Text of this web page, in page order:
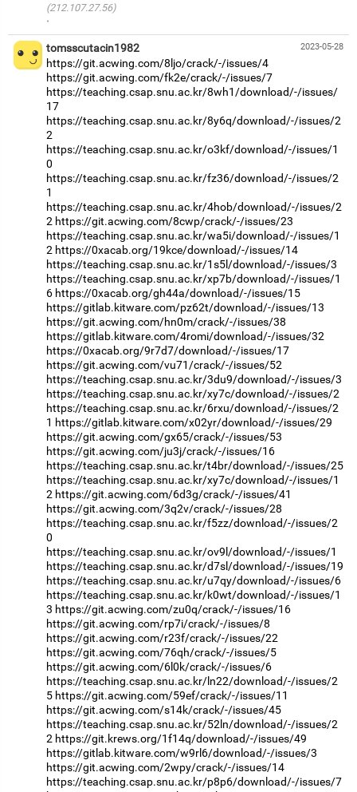
(212.107.27.56)
·
2023-05-28
tomsscutacin1982
https://git.acwing.com/8ljo/crack/-/issues/4
https://git.acwing.com/fk2e/crack/-/issues/7
https://teaching.csap.snu.ac.kr/8wh1/download/-/issues/
17
https://teaching.csap.snu.ac.kr/8y6q/download/-/issues/2
2
https://teaching.csap.snu.ac.kr/o3kf/download/-/issues/1
0
https://teaching.csap.snu.ac.kr/fz36/download/-/issues/2
1
https://teaching.csap.snu.ac.kr/4hob/download/-/issues/2
2 https://git.acwing.com/8cwp/crack/-/issues/23
https://teaching.csap.snu.ac.kr/wa5i/download/-/issues/1
2 https://0xacab.org/19kce/download/-/issues/14
https://teaching.csap.snu.ac.kr/1s5l/download/-/issues/3
https://teaching.csap.snu.ac.kr/xp7b/download/-/issues/1
6 https://0xacab.org/gh44a/download/-/issues/15
https://gitlab.kitware.com/pz62t/download/-/issues/13
https://git.acwing.com/hn0m/crack/-/issues/38
https://gitlab.kitware.com/4romi/download/-/issues/32
https://0xacab.org/9r7d7/download/-/issues/17
https://git.acwing.com/vu71/crack/-/issues/52
https://teaching.csap.snu.ac.kr/3du9/download/-/issues/3
https://teaching.csap.snu.ac.kr/xy7c/download/-/issues/2
https://teaching.csap.snu.ac.kr/6rxu/download/-/issues/2
1 https://gitlab.kitware.com/x02yr/download/-/issues/29
https://git.acwing.com/gx65/crack/-/issues/53
https://git.acwing.com/ju3j/crack/-/issues/16
https://teaching.csap.snu.ac.kr/t4br/download/-/issues/25
https://teaching.csap.snu.ac.kr/xy7c/download/-/issues/1
2 https://git.acwing.com/6d3g/crack/-/issues/41
https://git.acwing.com/3q2v/crack/-/issues/28
https://teaching.csap.snu.ac.kr/f5zz/download/-/issues/2
0
https://teaching.csap.snu.ac.kr/ov9l/download/-/issues/1
https://teaching.csap.snu.ac.kr/d7sl/download/-/issues/19
https://teaching.csap.snu.ac.kr/u7qy/download/-/issues/6
https://teaching.csap.snu.ac.kr/k0wt/download/-/issues/1
3 https://git.acwing.com/zu0q/crack/-/issues/16
https://git.acwing.com/rp7i/crack/-/issues/8
https://git.acwing.com/r23f/crack/-/issues/22
https://git.acwing.com/76qh/crack/-/issues/5
https://git.acwing.com/6l0k/crack/-/issues/6
https://teaching.csap.snu.ac.kr/ln22/download/-/issues/2
5 https://git.acwing.com/59ef/crack/-/issues/11
https://git.acwing.com/s14k/crack/-/issues/45
https://teaching.csap.snu.ac.kr/52ln/download/-/issues/2
2 https://git.krews.org/1f14q/download/-/issues/49
https://gitlab.kitware.com/w9rl6/download/-/issues/3
https://git.acwing.com/2wpy/crack/-/issues/14
https://teaching.csap.snu.ac.kr/p8p6/download/-/issues/7